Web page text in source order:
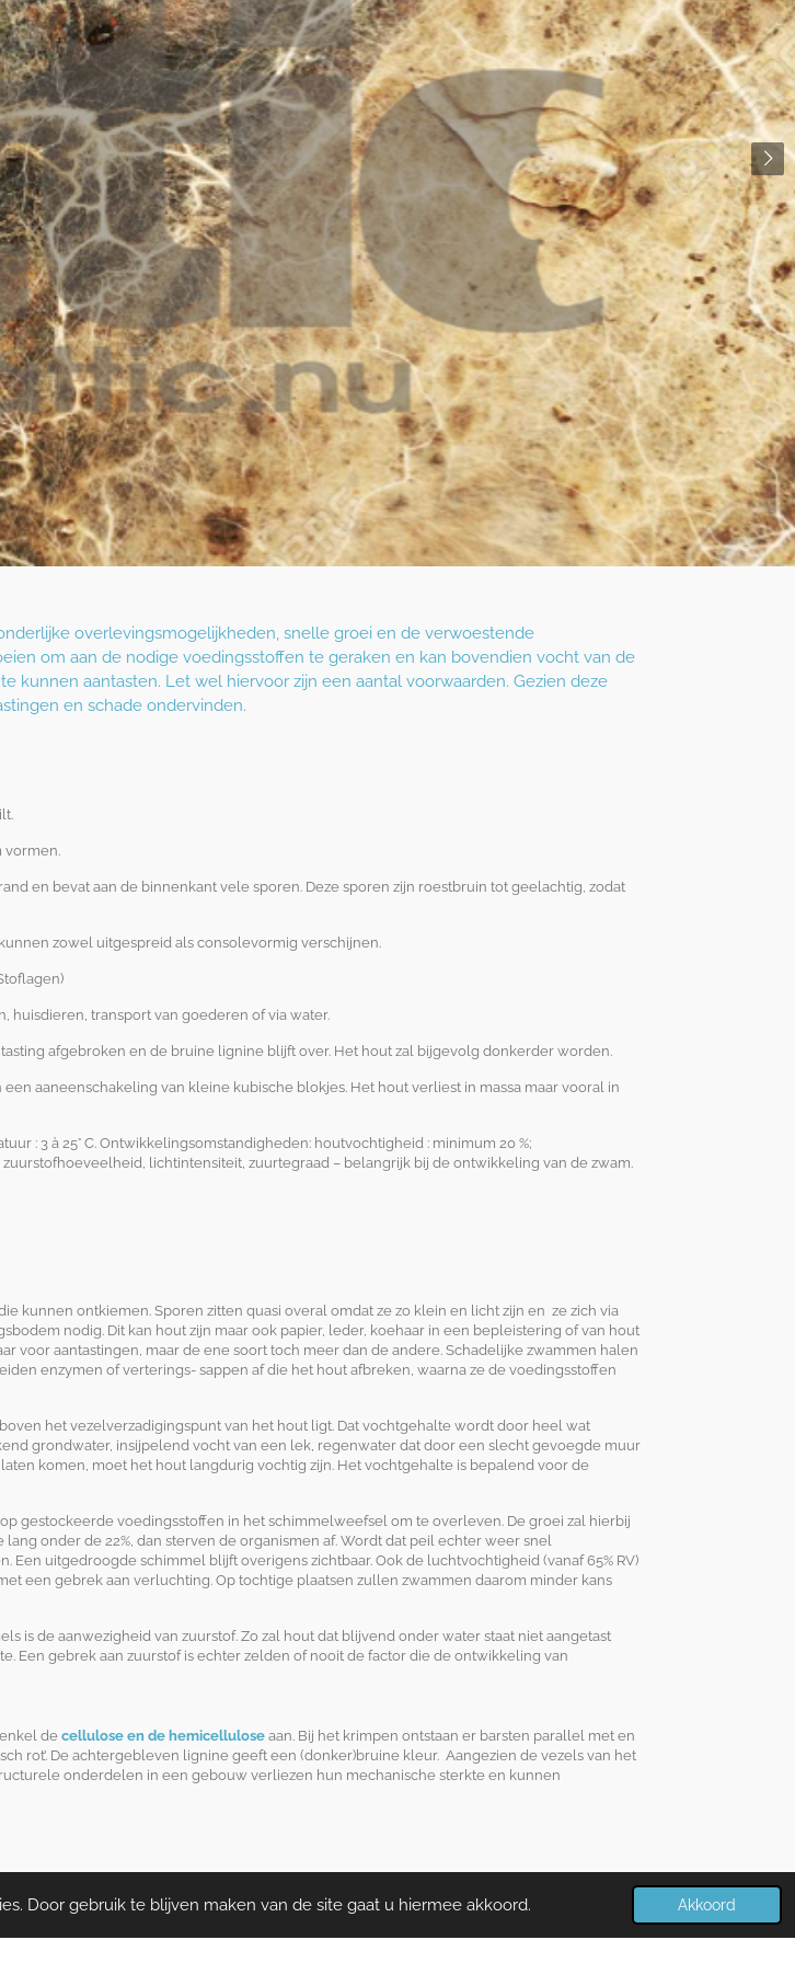
Door gebruik te blijven maken van de site gaat u hiermee akkoord. Akkoord
overlevingsmogelijkheden, snelle groei en de verwoestende
om aan de nodige voedingsstoffen te geraken en kan bovendien vocht van de
kunnen aantasten. Let wel hiervoor zijn een aantal voorwaarden. Gezien deze
en schade ondervinden.
en bevat aan de binnenkant vele sporen. Deze sporen zijn roestbruin tot geelachtig, zodat
zowel uitgespreid als consolevormig verschijnen.
huisdieren, transport van goederen of via water.
afgebroken en de bruine lignine blijft over. Het hout zal bijgevolg donkerder worden.
aaneenschakeling van kleine kubische blokjes. Het hout verliest in massa maar vooral in
: 3 à 25° C. Ontwikkelingsomstandigheden: houtvochtigheid : minimum 20 %;
zuurstofhoeveelheid, lichtintensiteit, zuurtegraad – belangrijk bij de ontwikkeling van de zwam.
kunnen ontkiemen. Sporen zitten quasi overal omdat ze zo klein en licht zijn en ze zich via
em nodig. Dit kan hout zijn maar ook papier, leder, koehaar in een bepleistering of van hout
voor aantastingen, maar de ene soort toch meer dan de andere. Schadelijke zwammen halen
enzymen of verterings- sappen af die het hout afbreken, waarna ze de voedingsstoffen
het vezelverzadigingspunt van het hout ligt. Dat vochtgehalte wordt door heel wat
grondwater, insijpelend vocht van een lek, regenwater dat door een slecht gevoegde muur
komen, moet het hout langdurig vochtig zijn. Het vochtgehalte is bepalend voor de
gestockeerde voedingsstoffen in het schimmelweefsel om te overleven. De groei zal hierbij
onder de 22%, dan sterven de organismen af. Wordt dat peil echter weer snel
uitgedroogde schimmel blijft overigens zichtbaar. Ook de luchtvochtigheid (vanaf 65% RV)
een gebrek aan verluchting. Op tochtige plaatsen zullen zwammen daarom minder kans
is de aanwezigheid van zuurstof. Zo zal hout dat blijvend onder water staat niet aangetast
Een gebrek aan zuurstof is echter zelden of nooit de factor die de ontwikkeling van
de cellulose en de hemicellulose aan. Bij het krimpen ontstaan er barsten parallel met en
rot’. De achtergebleven lignine geeft een (donker)bruine kleur. Aangezien de vezels van het
onderdelen in een gebouw verliezen hun mechanische sterkte en kunnen